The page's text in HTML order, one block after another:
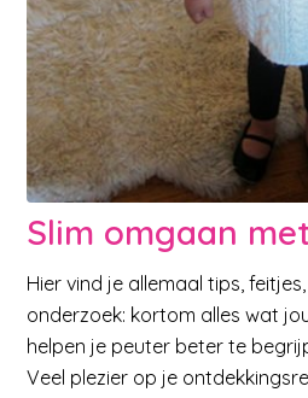
Slim omgaan
Hier vind je allemaal tips,
onderzoek: kortom alles wat
helpen je peuter beter te
Veel plezier op je